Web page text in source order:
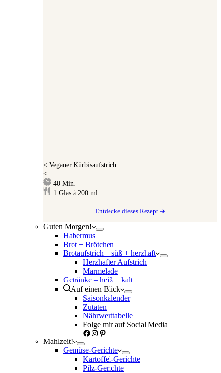
< Veganer Kürbisaufstrich
<
40Minuten
Min.
1 Glas à 200 ml
Entdecke dieses Rezept ➔
Guten Morgen!
Habermus
Brot + Brötchen
Brotaufstrich – süß + herzhaft
Herzhafter Aufstrich
Marmelade
Getränke – heiß + kalt
Auf einen Blick
Saisonkalender
Zutaten
Nährwerttabelle
Folge mir auf Social Media
Facebook
Instagram
Pinterest
Mahlzeit!
Gemüse-Gerichte
Kartoffel-Gerichte
Pilz-Gerichte